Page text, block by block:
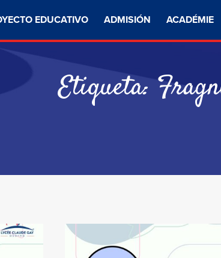
EDUCATIVO ADMISIÓN ACADÉMIE
Etiqueta: